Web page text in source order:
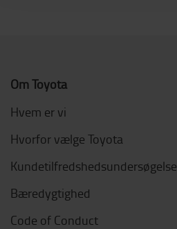
Om Toyota
Hvem er vi
Hvorfor vælge Toyota
Kundetilfredshedsundersøgelse
Bæredygtighed
Code of Conduct